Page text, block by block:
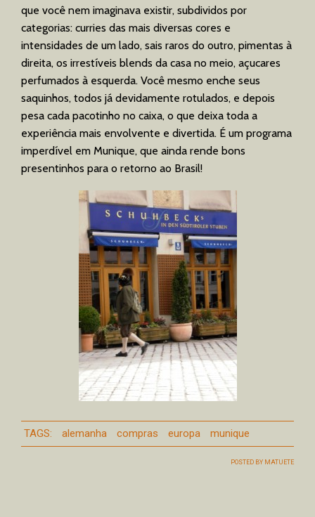
que você nem imaginava existir, subdividos por
categorias: curries das mais diversas cores e
intensidades de um lado, sais raros do outro, pimentas à
direita, os irrestíveis blends da casa no meio, açucares
perfumados à esquerda. Você mesmo enche seus
saquinhos, todos já devidamente rotulados, e depois
pesa cada pacotinho no caixa, o que deixa toda a
experiência mais envolvente e divertida. É um programa
imperdível em Munique, que ainda rende bons
presentinhos para o retorno ao Brasil!
TAGS: alemanha compras europa munique
POSTED BY MATUETE